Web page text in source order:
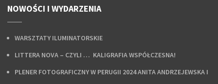
NOWOŚCI I WYDARZENIA
WARSZTATY ILUMINATORSKIE
LITTERA NOVA – CZYLI … KALIGRAFIA WSPÓŁCZESNA!
PLENER FOTOGRAFICZNY W PERUGII 2024 ANITA ANDRZEJEWSKA I